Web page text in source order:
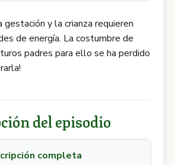
gestación y la crianza requieren
de energía. La costumbre de
padres para ello se ha perdido
del episodio
completa